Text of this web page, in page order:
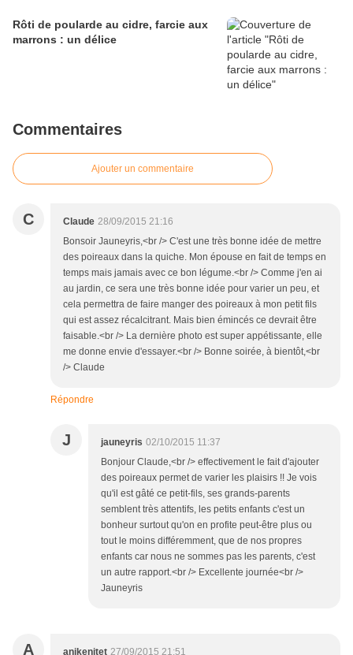
Rôti de poularde au cidre, farcie aux
marrons : un délice
Commentaires
Ajouter un commentaire
C Claude 28/09/2015 21:16
Bonsoir Jauneyris,<br /> C'est une très bonne idée de mettre
des poireaux dans la quiche. Mon épouse en fait de temps en
temps mais jamais avec ce bon légume.<br /> Comme j'en ai
au jardin, ce sera une très bonne idée pour varier un peu, et
cela permettra de faire manger des poireaux à mon petit fils
qui est assez récalcitrant. Mais bien émincés ce devrait être
faisable.<br /> La dernière photo est super appétissante, elle
me donne envie d'essayer.<br /> Bonne soirée, à bientôt,<br
/> Claude
Répondre
J jauneyris 02/10/2015 11:37
Bonjour Claude,<br /> effectivement le fait d'ajouter
des poireaux permet de varier les plaisirs !! Je vois
qu'il est gâté ce petit-fils, ses grands-parents
semblent très attentifs, les petits enfants c'est un
bonheur surtout qu'on en profite peut-être plus ou
tout le moins différemment, que de nos propres
enfants car nous ne sommes pas les parents, c'est
un autre rapport.<br /> Excellente journée<br />
Jauneyris
A anikenitet 27/09/2015 21:51